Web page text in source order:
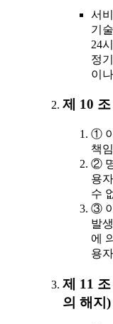
서
기
24
정
이
제 10
①
책
②
용
수
③
발
에
용
제 11
의 해지)